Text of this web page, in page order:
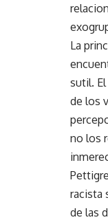
La
sutil.
de los
no los
racista
de las